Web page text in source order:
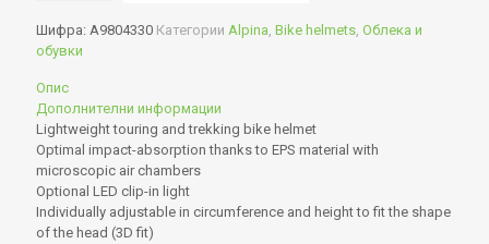
Шифра: A9804330 Категории Alpina, Bike helmets, Облека и
обувки
Опис
Дополнителни информации
Lightweight touring and trekking bike helmet
Optimal impact-absorption thanks to EPS material with
microscopic air chambers
Optional LED clip-in light
Individually adjustable in circumference and height to fit the shape
of the head (3D fit)